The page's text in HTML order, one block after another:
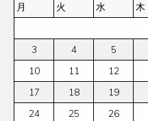
月 火 水 木
3
4 5
10
11 12
17
18 19
24
25 26